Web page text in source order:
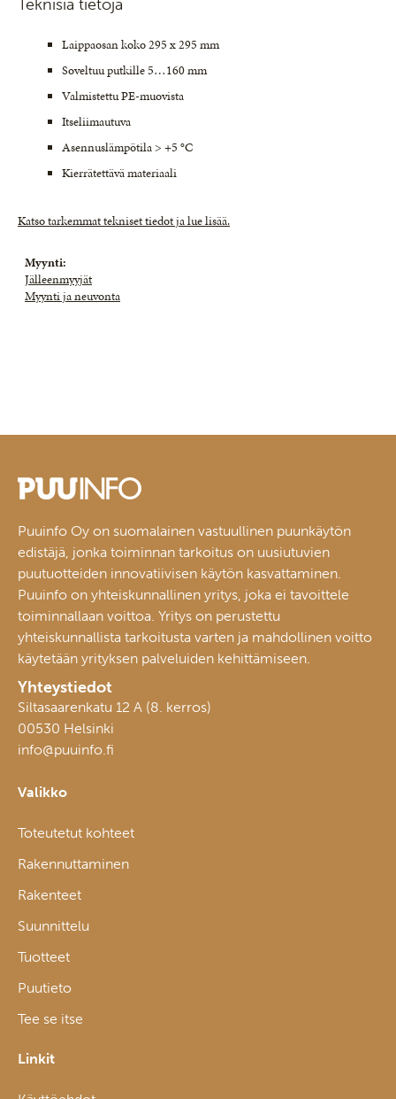
Teknisiä tietoja
Laippaosan koko 295 x 295 mm
Soveltuu putkille 5…160 mm
Valmistettu PE-muovista
Itseliimautuva
Asennuslämpötila > +5 °C
Kierrätettävä materiaali
Katso tarkemmat tekniset tiedot ja lue lisää.
Myynti:
Jälleenmyyjät
Myynti ja neuvonta
Puuinfo Oy on suomalainen vastuullinen puunkäytön
edistäjä, jonka toiminnan tarkoitus on uusiutuvien
puutuotteiden innovatiivisen käytön kasvattaminen.
Puuinfo on yhteiskunnallinen yritys, joka ei tavoittele
toiminnallaan voittoa. Yritys on perustettu
yhteiskunnallista tarkoitusta varten ja mahdollinen voitto
käytetään yrityksen palveluiden kehittämiseen.
Yhteystiedot
Siltasaarenkatu 12 A (8. kerros)
00530 Helsinki
info@puuinfo.fi
Valikko
Toteutetut kohteet
Rakennuttaminen
Rakenteet
Suunnittelu
Tuotteet
Puutieto
Tee se itse
Linkit